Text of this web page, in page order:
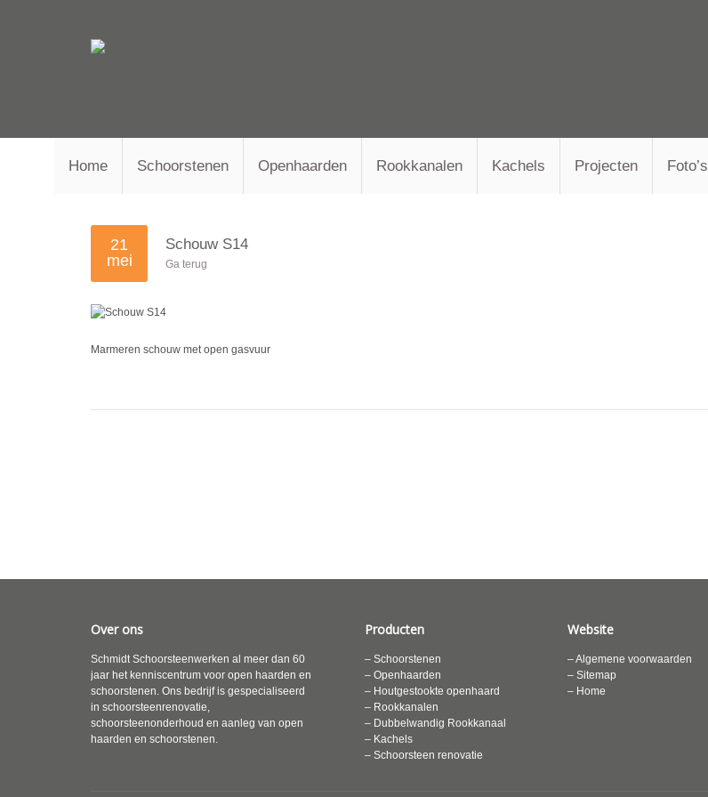
Home Schoorstenen Openhaarden Rookkanalen Kachels Projecten Foto’s
Schouw S14
21
mei
Ga terug
Marmeren schouw met open gasvuur
Over ons
Schmidt Schoorsteenwerken al meer dan 60
jaar het kenniscentrum voor open haarden en
schoorstenen. Ons bedrijf is gespecialiseerd
in schoorsteenrenovatie,
schoorsteenonderhoud en aanleg van open
haarden en schoorstenen.
Producten
– Schoorstenen
– Openhaarden
– Houtgestookte openhaard
– Rookkanalen
– Dubbelwandig Rookkanaal
– Kachels
– Schoorsteen renovatie
Website
– Algemene voorwaarden
– Sitemap
– Home